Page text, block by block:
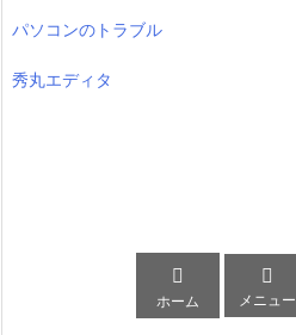
パソコンのトラブル
秀丸エディタ

ホーム

メニュー